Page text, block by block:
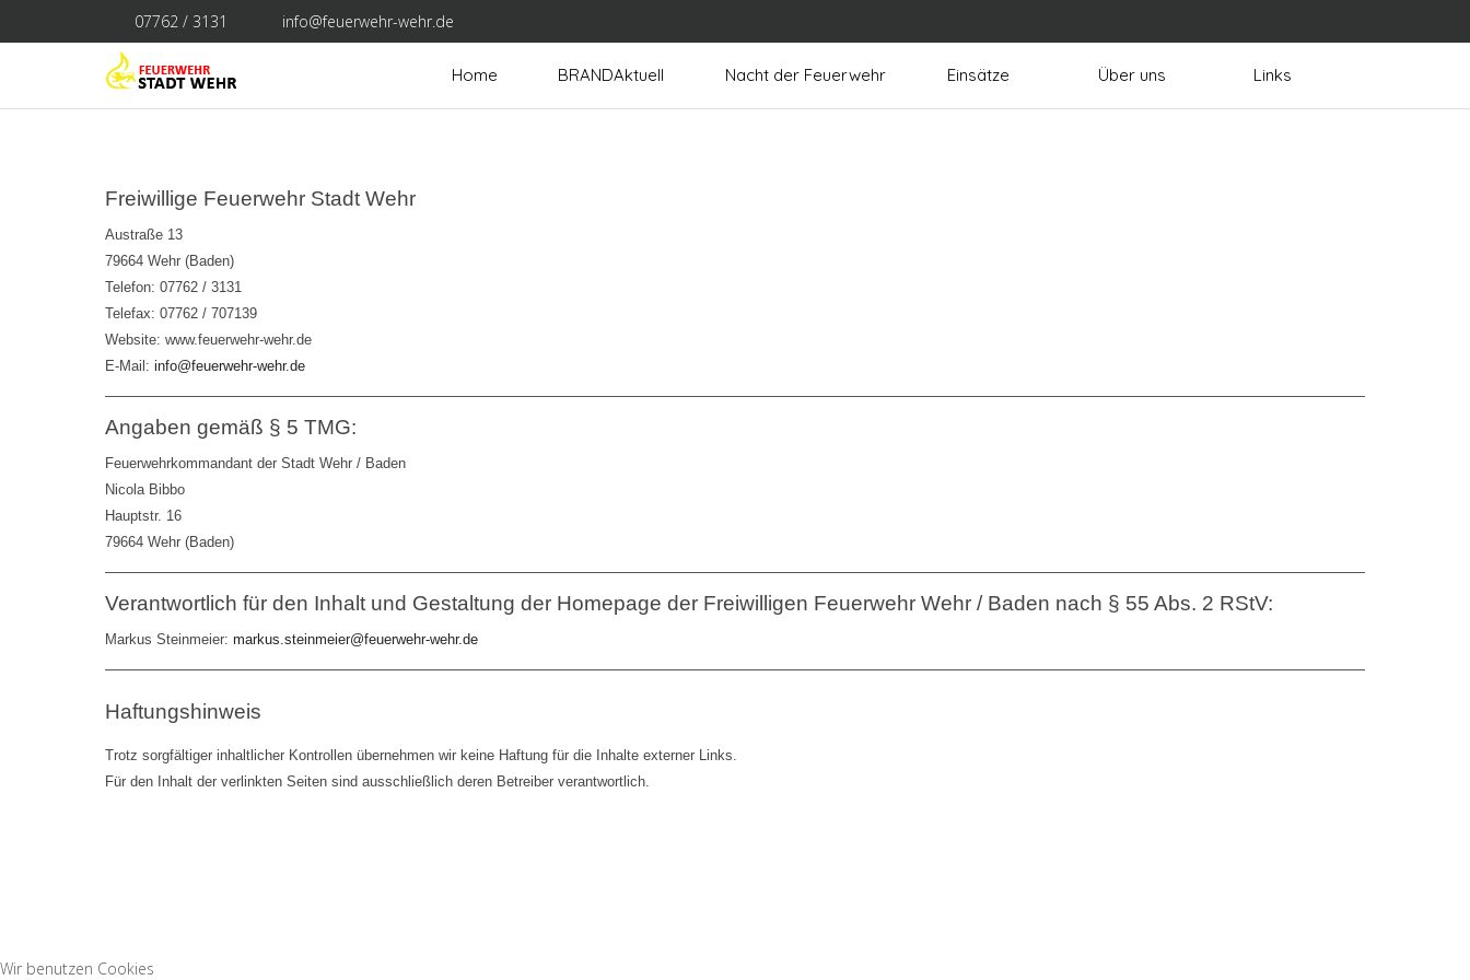
07762 / 3131 info@feuerwehr-wehr.de
Home BRANDAktuell Nacht der Feuerwehr Einsätze Über uns Links
Freiwillige Feuerwehr Stadt Wehr
Austraße 13
79664 Wehr (Baden)
Telefon: 07762 / 3131
Telefax: 07762 / 707139
Website: www.feuerwehr-wehr.de
E-Mail: info@feuerwehr-wehr.de
Angaben gemäß § 5 TMG:
Feuerwehrkommandant der Stadt Wehr / Baden
Nicola Bibbo
Hauptstr. 16
79664 Wehr (Baden)
Verantwortlich für den Inhalt und Gestaltung der Homepage der Freiwilligen Feuerwehr Wehr / Baden nach § 55 Abs. 2 RStV:
Markus Steinmeier: markus.steinmeier@feuerwehr-wehr.de
Haftungshinweis
Trotz sorgfältiger inhaltlicher Kontrollen übernehmen wir keine Haftung für die Inhalte externer Links.
Für den Inhalt der verlinkten Seiten sind ausschließlich deren Betreiber verantwortlich.
Wir benutzen Cookies